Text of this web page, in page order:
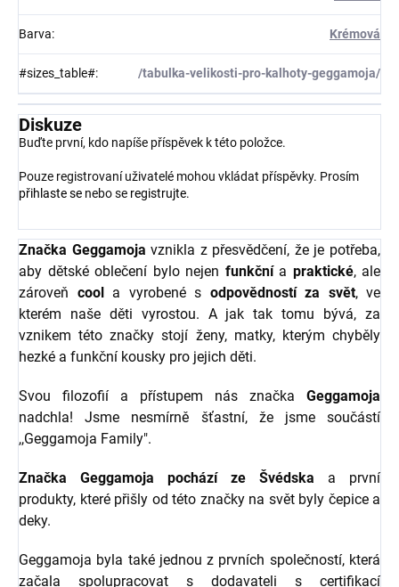
Barva: Krémová
#sizes_table#: /tabulka-velikosti-pro-kalhoty-geggamoja/
Diskuze
Buďte první, kdo napíše příspěvek k této položce.
Pouze registrovaní uživatelé mohou vkládat příspěvky. Prosím
přihlaste se nebo se registrujte.
Značka Geggamoja vznikla z přesvědčení, že je potřeba,
aby dětské oblečení bylo nejen funkčnía praktické, ale
zároveň coola vyrobené s odpovědností za svět, ve
kterém naše děti vyrostou. A jak tak tomu bývá, za
vznikem této značky stojí ženy, matky, kterým chyběly
hezké a funkční kousky pro jejich děti.
Svou filozofií a přístupem nás značka Geggamoja
nadchla! Jsme nesmírně šťastní, že jsme součástí
,,Geggamoja Family".
Značka Geggamoja pochází ze Švédska a první
produkty, které přišly od této značky na svět byly čepice a
deky.
Geggamoja byla také jednou z prvních společností, která
začala spolupracovat s dodavateli s certifikací